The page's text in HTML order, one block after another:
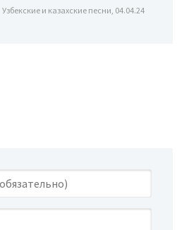
Узбекские и казахские песни, 04.04.24